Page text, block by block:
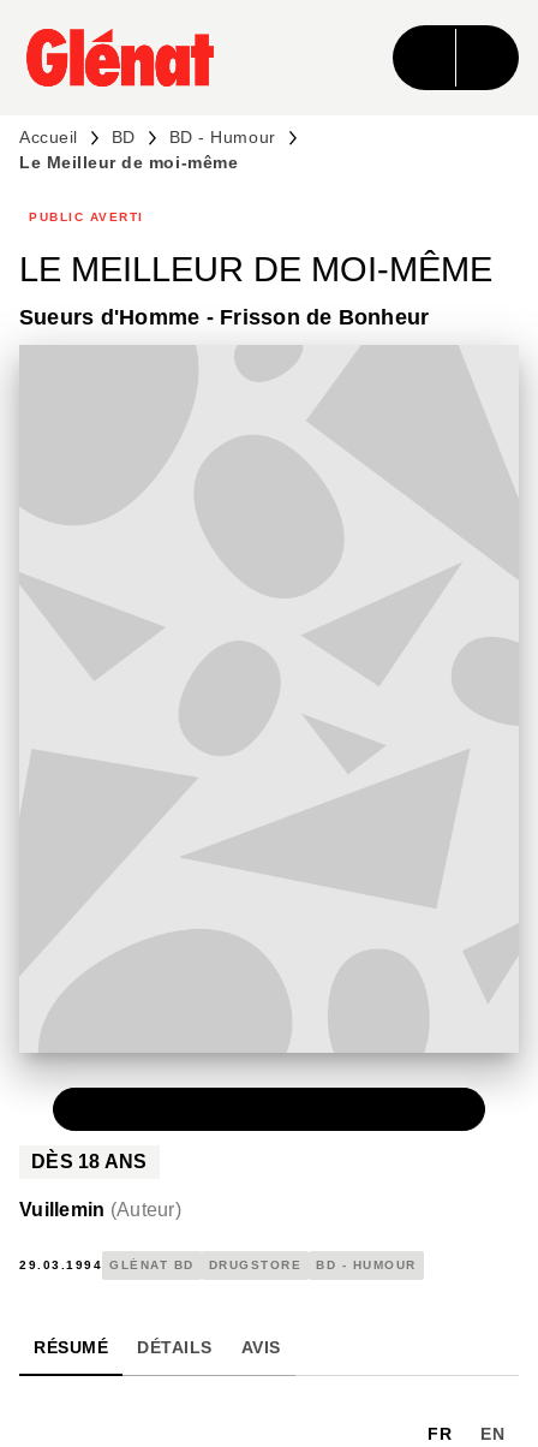
MENU RECHERCHE CONTENU
PIED DE PAGE
Accueil BD
BD - Humour
Le Meilleur de moi-même
PUBLIC AVERTI
LE MEILLEUR DE MOI-MÊME
Sueurs d'Homme - Frisson de Bonheur
DÈS 18 ANS
Vuillemin (Auteur)
29.03.1994 GLÉNAT BD DRUGSTORE BD - HUMOUR
RÉSUMÉ DÉTAILS AVIS
FR EN